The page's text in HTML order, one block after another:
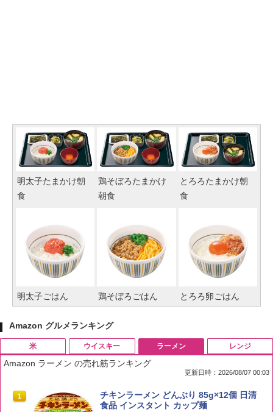
明太子たまかけ朝
食
鶏そぼろたまかけ
朝食
とろろたまかけ朝
食
明太子ごはん 鶏そぼろごはん とろろ卵ごはん
Amazon グルメランキング
米
1 by Amazon 国産ブレンド米 精米 5kg
ウイスキー
1
ブラックニッカ ニッカ Nikka ウィスキ
ー4000ml ブラックニッカクリア ウヰス
ラーメン
Amazon ラーメン の売れ筋ランキング
更新日時：2026/08/07 00:03
1
チキンラーメン どんぶり 85g×12個 日清
食品 インスタント カップ麺
レンジ